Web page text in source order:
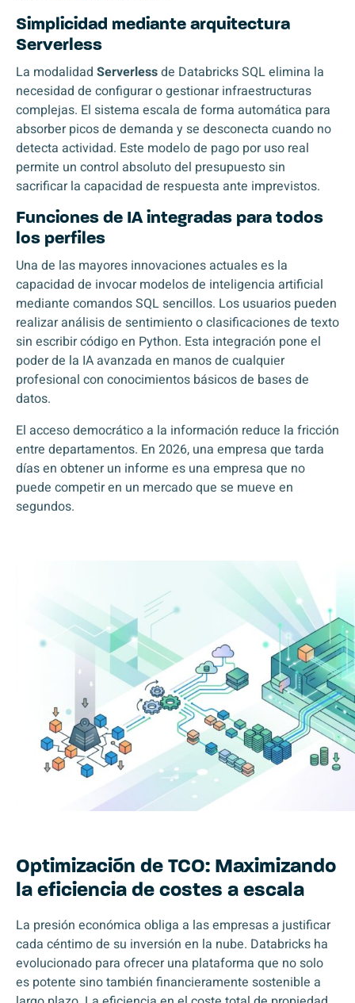
Simplicidad mediante arquitectura
Serverless
La modalidad Serverlessde Databricks SQL elimina la
necesidad de configurar o gestionar infraestructuras
complejas. El sistema escala de forma automática para
absorber picos de demanda y se desconecta cuando no
detecta actividad. Este modelo de pago por uso real
permite un control absoluto del presupuesto sin
sacrificar la capacidad de respuesta ante imprevistos.
Funciones de IA integradas para todos
los perfiles
Una de las mayores innovaciones actuales es la
capacidad de invocar modelos de inteligencia artificial
mediante comandos SQL sencillos. Los usuarios pueden
realizar análisis de sentimiento o clasificaciones de texto
sin escribir código en Python. Esta integración pone el
poder de la IA avanzada en manos de cualquier
profesional con conocimientos básicos de bases de
datos.
El acceso democrático a la información reduce la fricción
entre departamentos. En 2026, una empresa que tarda
días en obtener un informe es una empresa que no
puede competir en un mercado que se mueve en
segundos.
Optimización de TCO: Maximizando
la eficiencia de costes a escala
La presión económica obliga a las empresas a justificar
cada céntimo de su inversión en la nube. Databricks ha
evolucionado para ofrecer una plataforma que no solo
es potente sino también financieramente sostenible a